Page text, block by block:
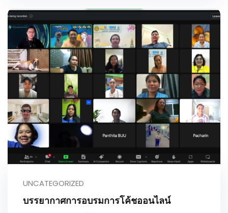
UNCATEGORIZED
บรรยากาศการอบรมการโค้ชออนไลน์